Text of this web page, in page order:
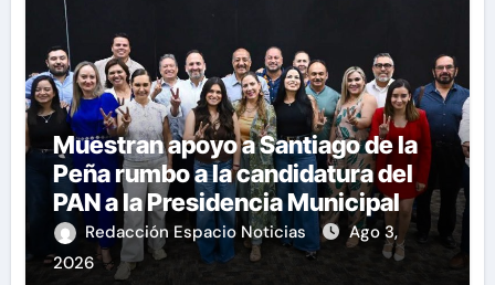
Muestran apoyo a Santiago de la
Peña rumbo a la candidatura del
PAN a la Presidencia Municipal
Redacción Espacio Noticias
Ago 3,
2026